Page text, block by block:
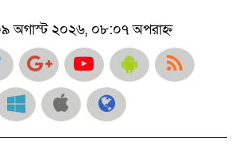
অগাস্ট ২০২৬, ০৮:০৭ অপরাহ্ন